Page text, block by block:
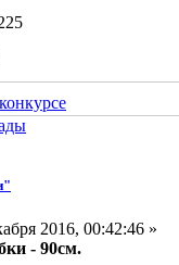
2016, 00:42:46 »
- 90см.